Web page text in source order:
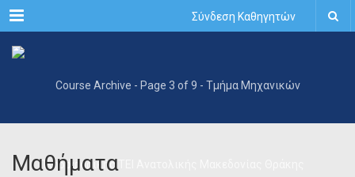
Menu Σύνδεση Καθηγητών
Μαθήματα